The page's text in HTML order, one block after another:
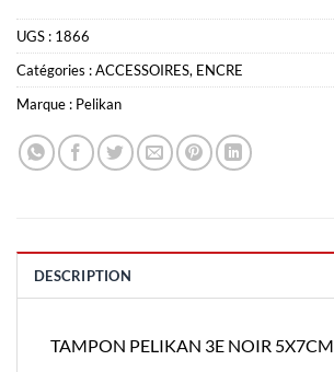
UGS : 1866
Catégories :ACCESSOIRES, ENCRE
Marque : Pelikan
DESCRIPTION
TAMPON PELIKAN 3E NOIR 5X7CM